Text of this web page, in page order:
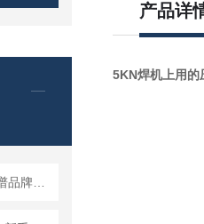
产品详
5KN焊机上用的